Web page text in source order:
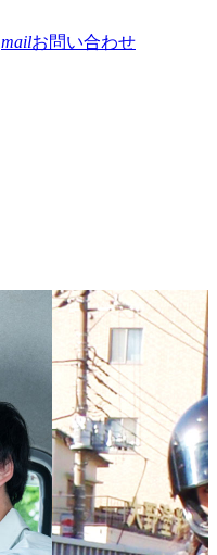
mailお問い合わせ